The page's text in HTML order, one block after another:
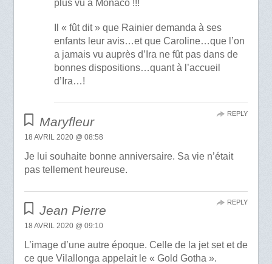
plus vu à Monaco !!!
Il « fût dit » que Rainier demanda à ses
enfants leur avis…et que Caroline…que l’on
a jamais vu auprès d’Ira ne fût pas dans de
bonnes dispositions…quant à l’accueil
d’Ira…!
Maryfleur
18 AVRIL 2020 @ 08:58
Je lui souhaite bonne anniversaire. Sa vie n’était
pas tellement heureuse.
REPLY
Jean Pierre
18 AVRIL 2020 @ 09:10
L’image d’une autre époque. Celle de la jet set et de
ce que Vilallonga appelait le « Gold Gotha ».
REPLY